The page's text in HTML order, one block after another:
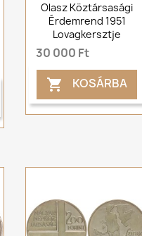
Olasz Köztársasági
Érdemrend 1951
Lovagkersztje
30 000 Ft
 KOSÁRBA